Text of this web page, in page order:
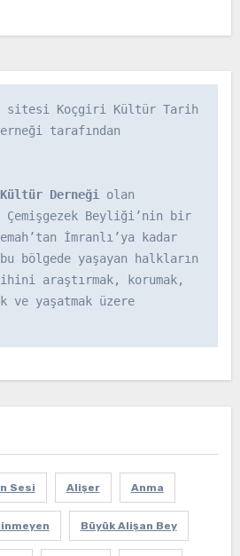
sitesi Koçgiri Kültür Tarih
tarafından
Derneği olan
Çemişgezek Beyliği’nin bir
İmranlı’ya kadar
bölgede yaşayan halkların
araştırmak, korumak,
ve yaşatmak üzere
Sesi Alişer Anma
Büyük Alişan Bey